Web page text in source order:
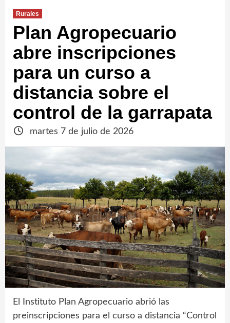
Rurales
Plan Agropecuario
abre inscripciones
para un curso a
distancia sobre el
control de la garrapata
martes 7 de julio de 2026
El Instituto Plan Agropecuario abrió las
preinscripciones para el curso a distancia “Control